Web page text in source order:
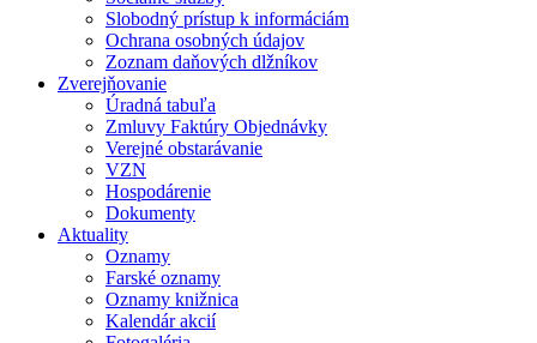
Slobodný prístup k informáciám
Ochrana osobných údajov
Zoznam daňových dlžníkov
Zverejňovanie
Úradná tabuľa
Zmluvy Faktúry Objednávky
Verejné obstarávanie
VZN
Hospodárenie
Dokumenty
Aktuality
Oznamy
Farské oznamy
Oznamy knižnica
Kalendár akcií